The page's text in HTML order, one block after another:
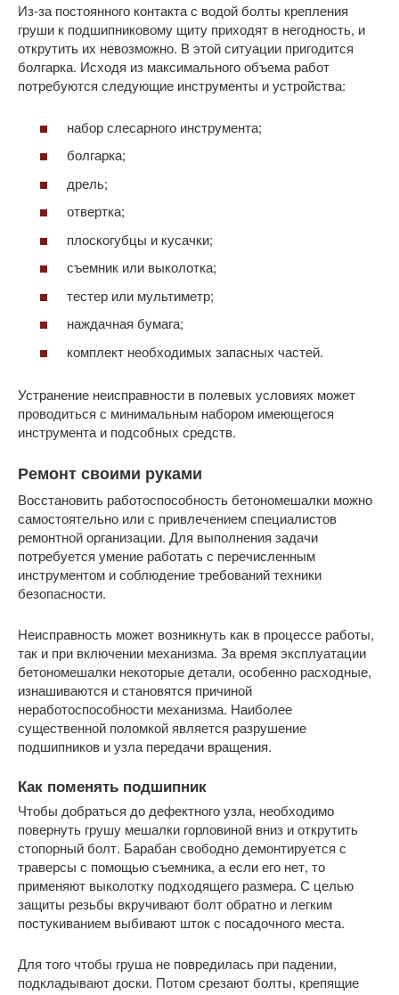
Из-за постоянного контакта с водой болты крепления
груши к подшипниковому щиту приходят в негодность, и
открутить их невозможно. В этой ситуации пригодится
болгарка. Исходя из максимального объема работ
потребуются следующие инструменты и устройства:
набор слесарного инструмента;
болгарка;
дрель;
отвертка;
плоскогубцы и кусачки;
съемник или выколотка;
тестер или мультиметр;
наждачная бумага;
комплект необходимых запасных частей.
Устранение неисправности в полевых условиях может
проводиться с минимальным набором имеющегося
инструмента и подсобных средств.
Ремонт своими руками
Восстановить работоспособность бетономешалки можно
самостоятельно или с привлечением специалистов
ремонтной организации. Для выполнения задачи
потребуется умение работать с перечисленным
инструментом и соблюдение требований техники
безопасности.
Неисправность может возникнуть как в процессе работы,
так и при включении механизма. За время эксплуатации
бетономешалки некоторые детали, особенно расходные,
изнашиваются и становятся причиной
неработоспособности механизма. Наиболее
существенной поломкой является разрушение
подшипников и узла передачи вращения.
Как поменять подшипник
Чтобы добраться до дефектного узла, необходимо
повернуть грушу мешалки горловиной вниз и открутить
стопорный болт. Барабан свободно демонтируется с
траверсы с помощью съемника, а если его нет, то
применяют выколотку подходящего размера. С целью
защиты резьбы вкручивают болт обратно и легким
постукиванием выбивают шток с посадочного места.
Для того чтобы груша не повредилась при падении,
подкладывают доски. Потом срезают болты, крепящие